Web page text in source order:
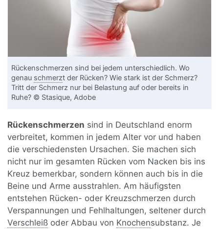
Rückenschmerzen sind bei jedem unterschiedlich. Wo
genau schmerzt der Rücken? Wie stark ist der Schmerz?
Tritt der Schmerz nur bei Belastung auf oder bereits in
Ruhe? © Stasique, Adobe
Rückenschmerzen sind in Deutschland enorm
verbreitet, kommen in jedem Alter vor und haben
die verschiedensten Ursachen. Sie machen sich
nicht nur im gesamten Rücken vom Nacken bis ins
Kreuz bemerkbar, sondern können auch bis in die
Beine und Arme ausstrahlen. Am häufigsten
entstehen Rücken- oder Kreuzschmerzen durch
Verspannungen und Fehlhaltungen, seltener durch
Verschleiß oder Abbau von Knochensubstanz.Je